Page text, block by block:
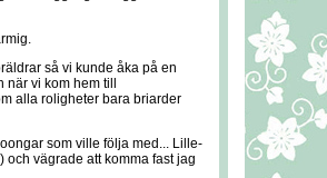
så vi kunde åka på en
vi kom hem till
alla roligheter bara briarder
som ville följa med... Lille-
och vägrade att komma fast jag